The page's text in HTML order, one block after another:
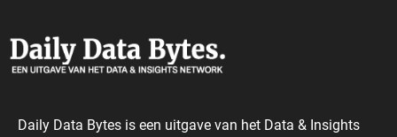
Daily Data Bytes is een uitgave van het Data & Insights